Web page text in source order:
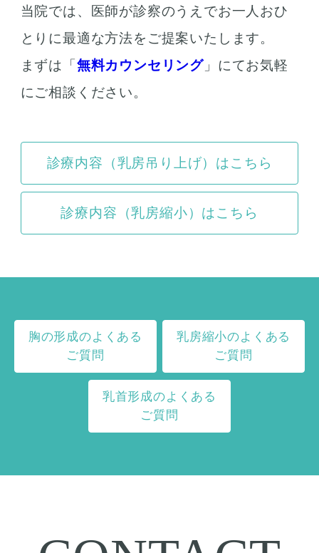
当院では、医師が診察のうえでお一人おひ
とりに最適な方法をご提案いたします。
まずは「 無料カウンセリング 」にてお気軽
にご相談ください。
診療内容（乳房吊り上げ）はこちら
診療内容（乳房縮小）はこちら
胸の形成のよくある
ご質問
乳房縮小のよくある
ご質問
乳首形成のよくある
ご質問